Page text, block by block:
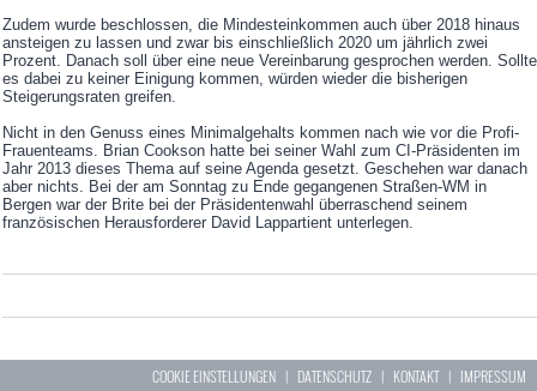
Zudem wurde beschlossen, die Mindesteinkommen auch über 2018 hinaus
ansteigen zu lassen und zwar bis einschließlich 2020 um jährlich zwei
Prozent. Danach soll über eine neue Vereinbarung gesprochen werden. Sollte
es dabei zu keiner Einigung kommen, würden wieder die bisherigen
Steigerungsraten greifen.
Nicht in den Genuss eines Minimalgehalts kommen nach wie vor die Profi-
Frauenteams. Brian Cookson hatte bei seiner Wahl zum CI-Präsidenten im
Jahr 2013 dieses Thema auf seine Agenda gesetzt. Geschehen war danach
aber nichts. Bei der am Sonntag zu Ende gegangenen Straßen-WM in
Bergen war der Brite bei der Präsidentenwahl überraschend seinem
französischen Herausforderer David Lappartient unterlegen.
COOKIE EINSTELLUNGEN | DATENSCHUTZ | KONTAKT| IMPRESSUM